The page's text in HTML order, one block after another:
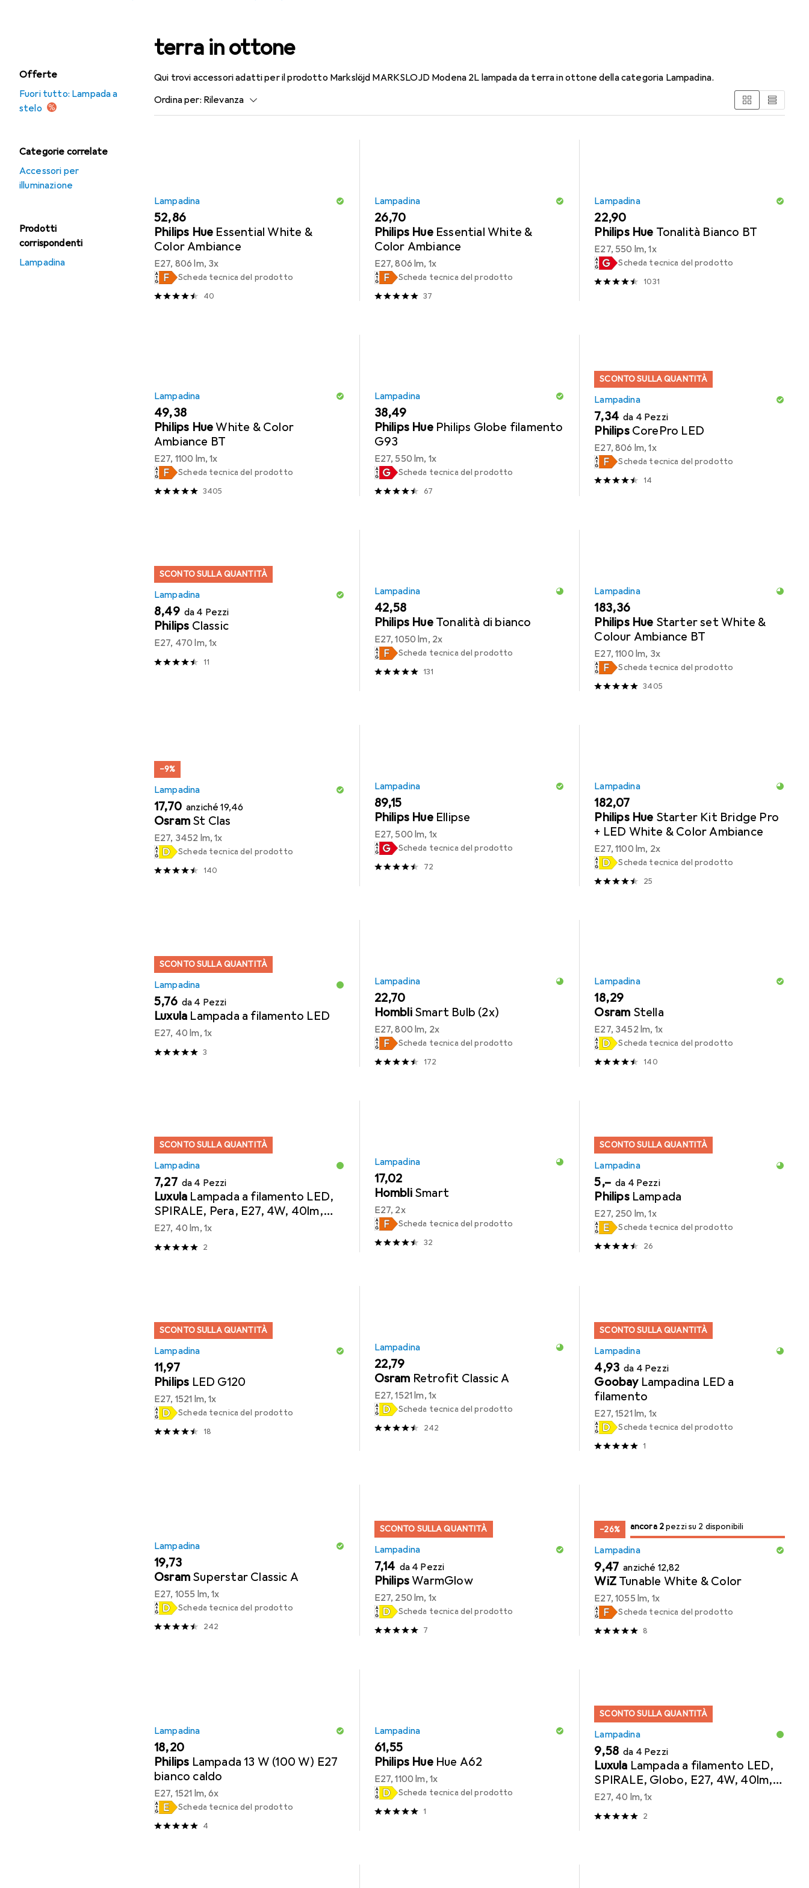
Offerte
Fuori tutto: Lampada a
stelo
Categorie correlate
Accessori per
illuminazione
Prodotti
corrispondenti
Lampadina
terra in ottone
Qui trovi accessori adatti per il prodotto Markslöjd MARKSLOJD Modena 2L lampada da terra in ottone della categoria Lampadina.
Ordina per: Rilevanza
Lampadina
EUR
52,86
Philips Hue Essential White &
Color Ambiance
E27, 806 lm, 3x
Scheda tecnica del prodotto
40
Lampadina
EUR
26,70
Philips Hue Essential White &
Color Ambiance
E27, 806 lm, 1x
Scheda tecnica del prodotto
37
Lampadina
EUR
22,90
Philips Hue Tonalità Bianco BT
E27, 550 lm, 1x
Scheda tecnica del prodotto
1031
Lampadina
EUR
49,38
Philips HueWhite & Color
Ambiance BT
E27, 1100 lm, 1x
Scheda tecnica del prodotto
3405
Lampadina
EUR
38,49
Philips Hue Philips Globe filamento
G93
E27, 550 lm, 1x
Scheda tecnica del prodotto
67
SCONTO SULLA QUANTITÀ
Lampadina
EUR
7,34 da 4 Pezzi
Philips CorePro LED
E27, 806 lm, 1x
Scheda tecnica del prodotto
14
SCONTO SULLA QUANTITÀ
Lampadina
EUR
8,49 da 4 Pezzi
Philips Classic
E27, 470 lm, 1x
11
Lampadina
EUR
42,58
Philips Hue Tonalità di bianco
E27, 1050 lm, 2x
Scheda tecnica del prodotto
131
Lampadina
EUR
183,36
Philips Hue Starter set White &
Colour Ambiance BT
E27, 1100 lm, 3x
Scheda tecnica del prodotto
3405
−9%
Lampadina
EUR
17,70 anzichéEUR
19,46
Osram St Clas
E27, 3452 lm, 1x
Scheda tecnica del prodotto
140
Lampadina
EUR
89,15
Philips Hue Ellipse
E27, 500 lm, 1x
Scheda tecnica del prodotto
72
Lampadina
EUR
182,07
Philips Hue Starter Kit Bridge Pro
+ LED White & Color Ambiance
E27, 1100 lm, 2x
Scheda tecnica del prodotto
25
SCONTO SULLA QUANTITÀ
Lampadina
EUR
5,76 da 4 Pezzi
Luxula Lampada a filamento LED
E27, 40 lm, 1x
3
Lampadina
EUR
22,70
Hombli Smart Bulb (2x)
E27, 800 lm, 2x
Scheda tecnica del prodotto
172
Lampadina
EUR
18,29
Osram Stella
E27, 3452 lm, 1x
Scheda tecnica del prodotto
140
SCONTO SULLA QUANTITÀ
Lampadina
EUR
7,27 da 4 Pezzi
Luxula Lampada a filamento LED,
SPIRALE, Pera, E27, 4W, 40lm,
1800K, dimmerabile
E27, 40 lm, 1x
2
Lampadina
EUR
17,02
Hombli Smart
E27, 2x
Scheda tecnica del prodotto
32
SCONTO SULLA QUANTITÀ
Lampadina
EUR
5,– da 4 Pezzi
Philips Lampada
E27, 250 lm, 1x
Scheda tecnica del prodotto
26
SCONTO SULLA QUANTITÀ
Lampadina
EUR
11,97
Philips LED G120
E27, 1521 lm, 1x
Scheda tecnica del prodotto
18
Lampadina
EUR
22,79
Osram Retrofit Classic A
E27, 1521 lm, 1x
Scheda tecnica del prodotto
242
SCONTO SULLA QUANTITÀ
Lampadina
EUR
4,93 da 4 Pezzi
Goobay Lampadina LED a
filamento
E27, 1521 lm, 1x
Scheda tecnica del prodotto
1
Lampadina
EUR
19,73
Osram Superstar Classic A
E27, 1055 lm, 1x
Scheda tecnica del prodotto
242
SCONTO SULLA QUANTITÀ
Lampadina
EUR
7,14 da 4 Pezzi
PhilipsWarmGlow
E27, 250 lm, 1x
Scheda tecnica del prodotto
7
−26% 2/ 2
2/ 2 in vendita
ancora 2pezzi su 2 disponibili
Lampadina
EUR
9,47 anziché EUR
12,82
WiZ Tunable White & Color
E27, 1055 lm, 1x
Scheda tecnica del prodotto
8
Lampadina
EUR
18,20
Philips Lampada 13 W (100 W) E27
bianco caldo
E27, 1521 lm, 6x
Scheda tecnica del prodotto
4
Lampadina
EUR
61,55
Philips Hue Hue A62
E27, 1100 lm, 1x
Scheda tecnica del prodotto
1
SCONTO SULLA QUANTITÀ
Lampadina
EUR
9,58 da 4 Pezzi
Luxula Lampada a filamento LED,
SPIRALE, Globo, E27, 4W, 40lm,
1800K, dimmerabile
E27, 40 lm, 1x
2